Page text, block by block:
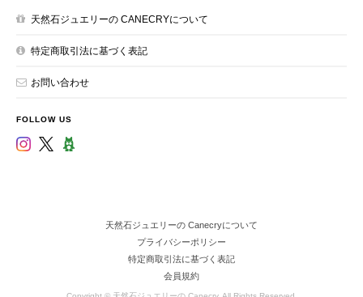
天然石ジュエリーの CANECRYについて
特定商取引法に基づく表記
お問い合わせ
FOLLOW US
天然石ジュエリーの Canecryについて
プライバシーポリシー
特定商取引法に基づく表記
会員規約